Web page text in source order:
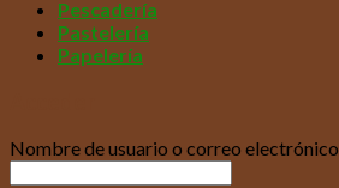
Pescadería
Pastelería
Papelería
Nombre de usuario o correo electrónico